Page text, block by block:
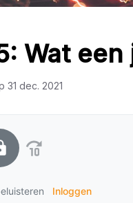
Wat een
31 dec. 2021
Inloggen